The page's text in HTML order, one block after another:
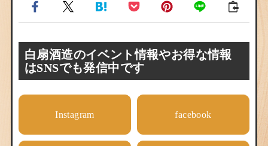
白扇酒造のイベント情報やお得な情報
はSNSでも発信中です
Instagram facebook